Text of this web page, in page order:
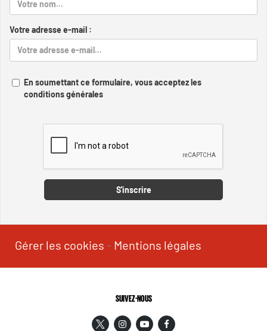
Votre adresse e-mail :
En soumettant ce formulaire, vous acceptez les
conditions générales
S'inscrire
Gérer les cookies - Mentions légales
SUIVEZ-NOUS